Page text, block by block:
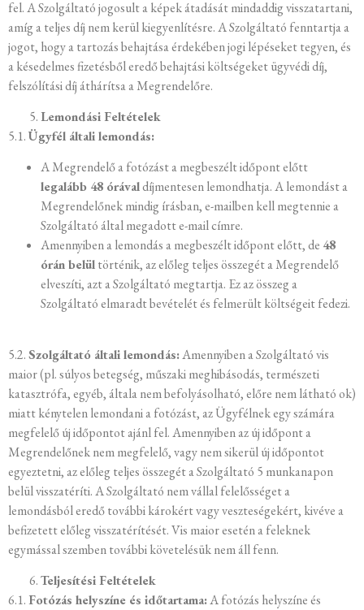
fel. A Szolgáltató jogosult a képek átadását mindaddig visszatartani,
amíg a teljes díj nem kerül kiegyenlítésre. A Szolgáltató fenntartja a
jogot, hogy a tartozás behajtása érdekében jogi lépéseket tegyen, és
a késedelmes fizetésből eredő behajtási költségeket ügyvédi díj,
felszólítási díj áthárítsa a Megrendelőre.
Lemondási Feltételek
5.1.Ügyfél általi lemondás:
A Megrendelő a fotózást a megbeszélt időpont előtt
legalább 48 órávaldíjmentesen lemondhatja. A lemondást a
Megrendelőnek mindig írásban, e-mailben kell megtennie a
Szolgáltató által megadott e-mail címre.
Amennyiben a lemondás a megbeszélt időpont előtt, de 48
órán belültörténik, az előleg teljes összegét a Megrendelő
elveszíti, azt a Szolgáltató megtartja. Ez az összeg a
Szolgáltató elmaradt bevételét és felmerült költségeit fedezi.
5.2.Szolgáltató általi lemondás:Amennyiben a Szolgáltató vis
maior (pl. súlyos betegség, műszaki meghibásodás, természeti
katasztrófa, egyéb, általa nem befolyásolható, előre nem látható ok)
miatt kénytelen lemondani a fotózást, az Ügyfélnek egy számára
megfelelő új időpontot ajánl fel. Amennyiben az új időpont a
Megrendelőnek nem megfelelő, vagy nem sikerül új időpontot
egyeztetni, az előleg teljes összegét a Szolgáltató 5 munkanapon
belül visszatéríti. A Szolgáltató nem vállal felelősséget a
lemondásból eredő további károkért vagy veszteségekért, kivéve a
befizetett előleg visszatérítését. Vis maior esetén a feleknek
egymással szemben további követelésük nem áll fenn.
Teljesítési Feltételek
6.1.Fotózás helyszíne és időtartama:A fotózás helyszíne és